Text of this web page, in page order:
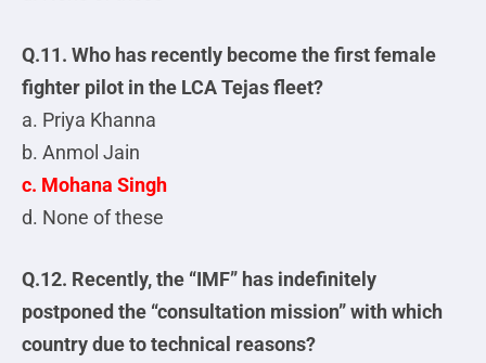
Q.11. Who has recently become the first female
fighter pilot in the LCA Tejas fleet?
a. Priya Khanna
b. Anmol Jain
c. Mohana Singh
d. None of these
Q.12. Recently, the “IMF” has indefinitely
postponed the “consultation mission” with which
country due to technical reasons?